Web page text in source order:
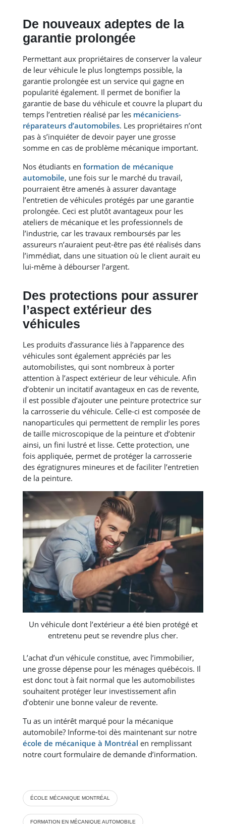
De nouveaux adeptes de la
garantie prolongée
Permettant aux propriétaires de conserver la valeur
de leur véhicule le plus longtemps possible, la
garantie prolongée est un service qui gagne en
popularité également. Il permet de bonifier la
garantie de base du véhicule et couvre la plupart du
temps l’entretien réalisé par les mécaniciens-
réparateurs d’automobiles. Les propriétaires n’ont
pas à s’inquiéter de devoir payer une grosse
somme en cas de problème mécanique important.
Nos étudiants en formation de mécanique
automobile, une fois sur le marché du travail,
pourraient être amenés à assurer davantage
l’entretien de véhicules protégés par une garantie
prolongée. Ceci est plutôt avantageux pour les
ateliers de mécanique et les professionnels de
l’industrie, car les travaux remboursés par les
assureurs n’auraient peut-être pas été réalisés dans
l’immédiat, dans une situation où le client aurait eu
lui-même à débourser l’argent.
Des protections pour assurer
l’aspect extérieur des
véhicules
Les produits d’assurance liés à l’apparence des
véhicules sont également appréciés par les
automobilistes, qui sont nombreux à porter
attention à l’aspect extérieur de leur véhicule. Afin
d’obtenir un incitatif avantageux en cas de revente,
il est possible d’ajouter une peinture protectrice sur
la carrosserie du véhicule. Celle-ci est composée de
nanoparticules qui permettent de remplir les pores
de taille microscopique de la peinture et d’obtenir
ainsi, un fini lustré et lisse. Cette protection, une
fois appliquée, permet de protéger la carrosserie
des égratignures mineures et de faciliter l’entretien
de la peinture.
Un véhicule dont l’extérieur a été bien protégé et
entretenu peut se revendre plus cher.
L’achat d’un véhicule constitue, avec l’immobilier,
une grosse dépense pour les ménages québécois. Il
est donc tout à fait normal que les automobilistes
souhaitent protéger leur investissement afin
d’obtenir une bonne valeur de revente.
Tu as un intérêt marqué pour la mécanique
automobile? Informe-toi dès maintenant sur notre
école de mécanique à Montréal en remplissant
notre court formulaire de demande d’information.
ÉCOLE MÉCANIQUE MONTRÉAL
FORMATION EN MÉCANIQUE AUTOMOBILE